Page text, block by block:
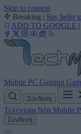
Skip to content
Breaking | Say hello
ADD TO GOOGLE |
Mobile PC Gaming
Σύνδεση
Τελευταία Νέα Mobile
Σύνδεση